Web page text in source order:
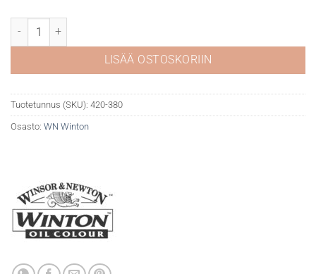
WN Winton öljyväri 380 Magenta määrä
LISÄÄ OSTOSKORIIN
Tuotetunnus (SKU): 420-380
Osasto: WN Winton